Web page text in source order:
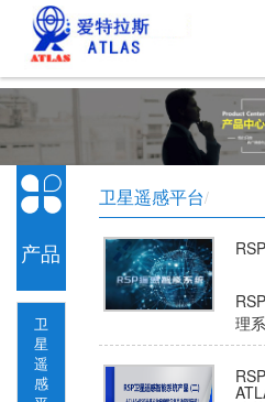
产品
中心
卫
星
遥
感
卫星遥感平台/
理
影
应
站